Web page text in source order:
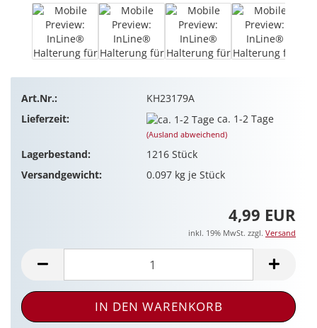
Art.Nr.:
KH23179A
Lieferzeit:
ca. 1-2 Tage
(Ausland abweichend)
Lagerbestand: 1216 Stück
Versandgewicht:
0.097kg je Stück
4,99 EUR
inkl. 19% MwSt. zzgl. Versand